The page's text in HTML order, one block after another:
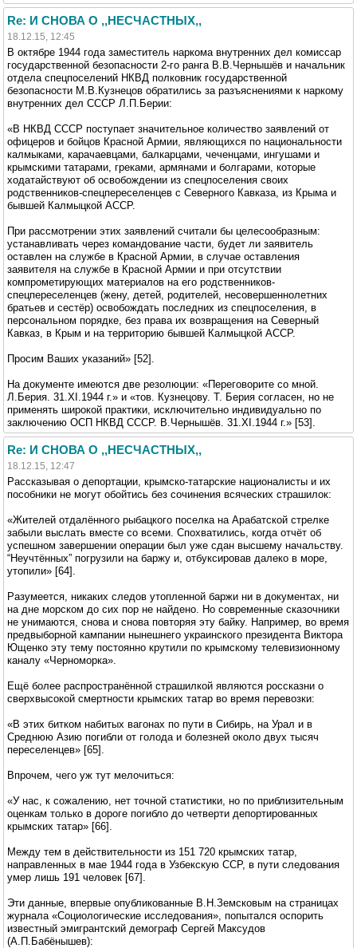
Re: И СНОВА О ,,НЕСЧАСТНЫХ,,
18.12.15, 12:45
В октябре 1944 года заместитель наркома внутренних дел комиссар
государственной безопасности 2-го ранга В.В.Чернышёв и начальник
отдела спецпоселений НКВД полковник государственной
безопасности М.В.Кузнецов обратились за разъяснениями к наркому
внутренних дел СССР Л.П.Берии:
«В НКВД СССР поступает значительное количество заявлений от
офицеров и бойцов Красной Армии, являющихся по национальности
калмыками, карачаевцами, балкарцами, чеченцами, ингушами и
крымскими татарами, греками, армянами и болгарами, которые
ходатайствуют об освобождении из спецпоселения своих
родственников-спецпереселенцев с Северного Кавказа, из Крыма и
бывшей Калмыцкой АССР.
При рассмотрении этих заявлений считали бы целесообразным:
устанавливать через командование части, будет ли заявитель
оставлен на службе в Красной Армии, в случае оставления
заявителя на службе в Красной Армии и при отсутствии
компрометирующих материалов на его родственников-
спецпереселенцев (жену, детей, родителей, несовершеннолетних
братьев и сестёр) освобождать последних из спецпоселения, в
персональном порядке, без права их возвращения на Северный
Кавказ, в Крым и на территорию бывшей Калмыцкой АССР.
Просим Ваших указаний» [52].
На документе имеются две резолюции: «Переговорите со мной.
Л.Берия. 31.XI.1944 г.» и «тов. Кузнецову. Т. Берия согласен, но не
применять широкой практики, исключительно индивидуально по
заключению ОСП НКВД СССР. В.Чернышёв. 31.XI.1944 г.» [53].
Re: И СНОВА О ,,НЕСЧАСТНЫХ,,
18.12.15, 12:47
Рассказывая о депортации, крымско-татарские националисты и их
пособники не могут обойтись без сочинения всяческих страшилок:
«Жителей отдалённого рыбацкого поселка на Арабатской стрелке
забыли выслать вместе со всеми. Спохватились, когда отчёт об
успешном завершении операции был уже сдан высшему начальству.
“Неучтённых” погрузили на баржу и, отбуксировав далеко в море,
утопили» [64].
Разумеется, никаких следов утопленной баржи ни в документах, ни
на дне морском до сих пор не найдено. Но современные сказочники
не унимаются, снова и снова повторяя эту байку. Например, во время
предвыборной кампании нынешнего украинского президента Виктора
Ющенко эту тему постоянно крутили по крымскому телевизионному
каналу «Черноморка».
Ещё более распространённой страшилкой являются россказни о
сверхвысокой смертности крымских татар во время перевозки:
«В этих битком набитых вагонах по пути в Сибирь, на Урал и в
Среднюю Азию погибли от голода и болезней около двух тысяч
переселенцев» [65].
Впрочем, чего уж тут мелочиться:
«У нас, к сожалению, нет точной статистики, но по приблизительным
оценкам только в дороге погибло до четверти депортированных
крымских татар» [66].
Между тем в действительности из 151 720 крымских татар,
направленных в мае 1944 года в Узбекскую ССР, в пути следования
умер лишь 191 человек [67].
Эти данные, впервые опубликованные В.Н.Земсковым на страницах
журнала «Социологические исследования», попытался оспорить
известный эмигрантский демограф Сергей Максудов
(А.П.Бабёнышев):